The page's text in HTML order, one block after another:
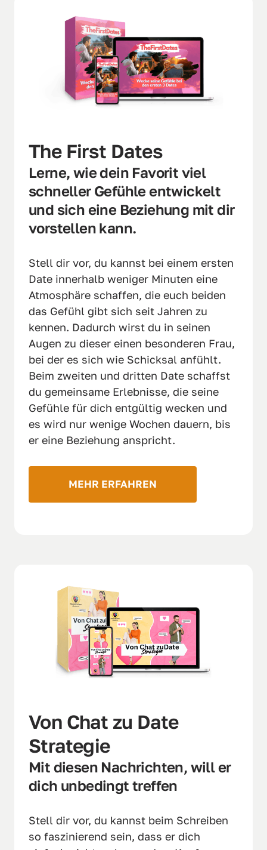
The First Dates
Lerne, wie dein Favorit viel
schneller Gefühle entwickelt
und sich eine Beziehung mit dir
vorstellen kann.
Stell dir vor, du kannst bei einem ersten
Date innerhalb weniger Minuten eine
Atmosphäre schaffen, die euch beiden
das Gefühl gibt sich seit Jahren zu
kennen. Dadurch wirst du in seinen
Augen zu dieser einen besonderen Frau,
bei der es sich wie Schicksal anfühlt.
Beim zweiten und dritten Date schaffst
du gemeinsame Erlebnisse, die seine
Gefühle für dich entgültig wecken und
es wird nur wenige Wochen dauern, bis
er eine Beziehung anspricht.
MEHR ERFAHREN
Von Chat zu Date
Strategie
Mit diesen Nachrichten, will er
dich unbedingt treffen
Stell dir vor, du kannst beim Schreiben
so faszinierend sein, dass er dich